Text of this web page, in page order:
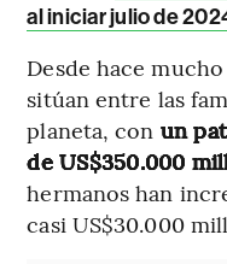
al iniciar julio de
Desde hace
sitúan entre las
planeta, con un
de US$350.000
hermanos han
casi US$30.000